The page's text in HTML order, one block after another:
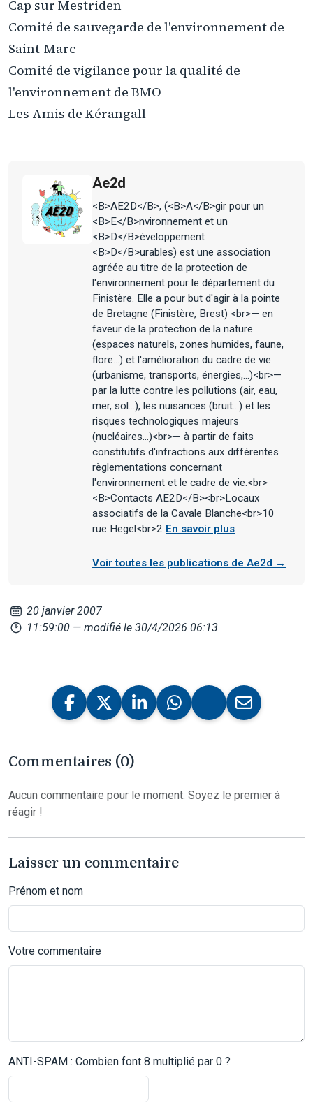
Cap sur Mestriden
Comité de sauvegarde de l'environnement de
Saint-Marc
Comité de vigilance pour la qualité de
l'environnement de BMO
Les Amis de Kérangall
Ae2d
<B>AE2D</B>, (<B>A</B>gir pour un
<B>E</B>nvironnement et un
<B>D</B>éveloppement
<B>D</B>urables) est une association
agréée au titre de la protection de
l'environnement pour le département du
Finistère. Elle a pour but d'agir à la pointe
de Bretagne (Finistère, Brest) <br>— en
faveur de la protection de la nature
(espaces naturels, zones humides, faune,
flore...) et l'amélioration du cadre de vie
(urbanisme, transports, énergies,...)<br>—
par la lutte contre les pollutions (air, eau,
mer, sol...), les nuisances (bruit...) et les
risques technologiques majeurs
(nucléaires...)<br>— à partir de faits
constitutifs d'infractions aux différentes
règlementations concernant
l'environnement et le cadre de vie.<br>
<B>Contacts AE2D</B><br>Locaux
associatifs de la Cavale Blanche<br>10
rue Hegel<br>2 En savoir plus
Voir toutes les publications de Ae2d →
20 janvier 2007
11:59:00 — modifié le 30/4/2026 06:13
Commentaires (0)
Aucun commentaire pour le moment. Soyez le premier à
réagir !
Laisser un commentaire
Prénom et nom
Votre commentaire
ANTI-SPAM : Combien font 8 multiplié par 0 ?